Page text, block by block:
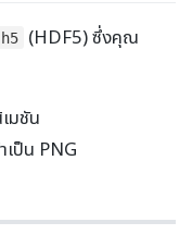
(HDF5) ซึ่งคุณ
มชัน
ป็น PNG